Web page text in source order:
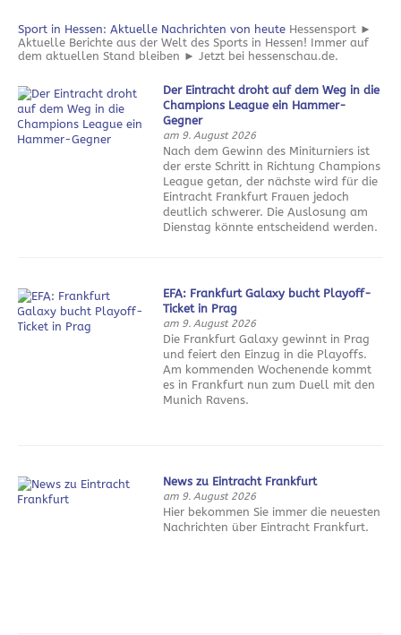
Sport in Hessen: Aktuelle Nachrichten von heute Hessensport ►
Aktuelle Berichte aus der Welt des Sports in Hessen! Immer auf
dem aktuellen Stand bleiben ► Jetzt bei hessenschau.de.
Der Eintracht droht auf dem Weg in die
Champions League ein Hammer-
Gegner
am 9. August 2026
Nach dem Gewinn des Miniturniers ist
der erste Schritt in Richtung Champions
League getan, der nächste wird für die
Eintracht Frankfurt Frauen jedoch
deutlich schwerer. Die Auslosung am
Dienstag könnte entscheidend werden.
EFA: Frankfurt Galaxy bucht Playoff-
Ticket in Prag
am 9. August 2026
Die Frankfurt Galaxy gewinnt in Prag
und feiert den Einzug in die Playoffs.
Am kommenden Wochenende kommt
es in Frankfurt nun zum Duell mit den
Munich Ravens.
News zu Eintracht Frankfurt
am 9. August 2026
Hier bekommen Sie immer die neuesten
Nachrichten über Eintracht Frankfurt.